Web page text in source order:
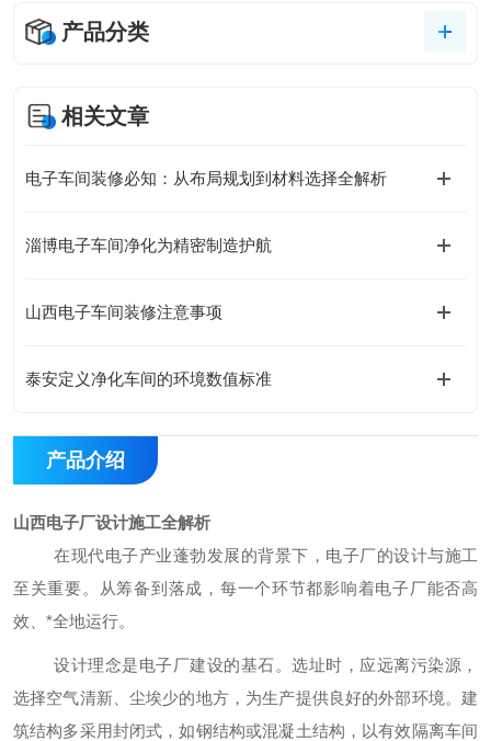
产品分类
相关文章
电子车间装修必知：从布局规划到材料选择全解析
淄博电子车间净化为精密制造护航
山西电子车间装修注意事项
泰安定义净化车间的环境数值标准
产品介绍
山西电子厂设计施工全解析
在现代电子产业蓬勃发展的背景下，电子厂的设计与施工
至关重要。从筹备到落成，每一个环节都影响着电子厂能否高
效、 *全地运行。
设计理念是电子厂建设的基石。选址时，应远离污染源，
选择空气清新、尘埃少的地方，为生产提供良好的外部环境。建
筑结构多采用封闭式，如钢结构或混凝土结构，以有效隔离车间